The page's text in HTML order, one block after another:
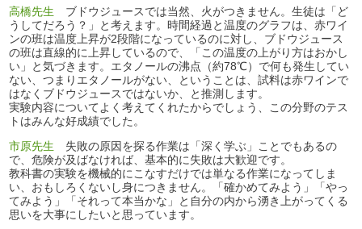
高橋先生 ブドウジュースでは当然、火がつきません。生徒は「ど
うしてだろう？」と考えます。時間経過と温度のグラフは、赤ワイ
ンの班は温度上昇が2段階になっているのに対し、ブドウジュース
の班は直線的に上昇しているので、「この温度の上がり方はおかし
い」と気づきます。エタノールの沸点（約78℃）で何も発生してい
ない、つまりエタノールがない、ということは、試料は赤ワインで
はなくブドウジュースではないか、と推測します。
実験内容についてよく考えてくれたからでしょう、この分野のテス
トはみんな好成績でした。
市原先生 失敗の原因を探る作業は「深く学ぶ」ことでもあるの
で、危険が及ばなければ、基本的に失敗は大歓迎です。
教科書の実験を機械的にこなすだけでは単なる作業になってしま
い、おもしろくないし身につきません。「確かめてみよう」「やっ
てみよう」「それって本当かな」と自分の内から湧き上がってくる
思いを大事にしたいと思っています。